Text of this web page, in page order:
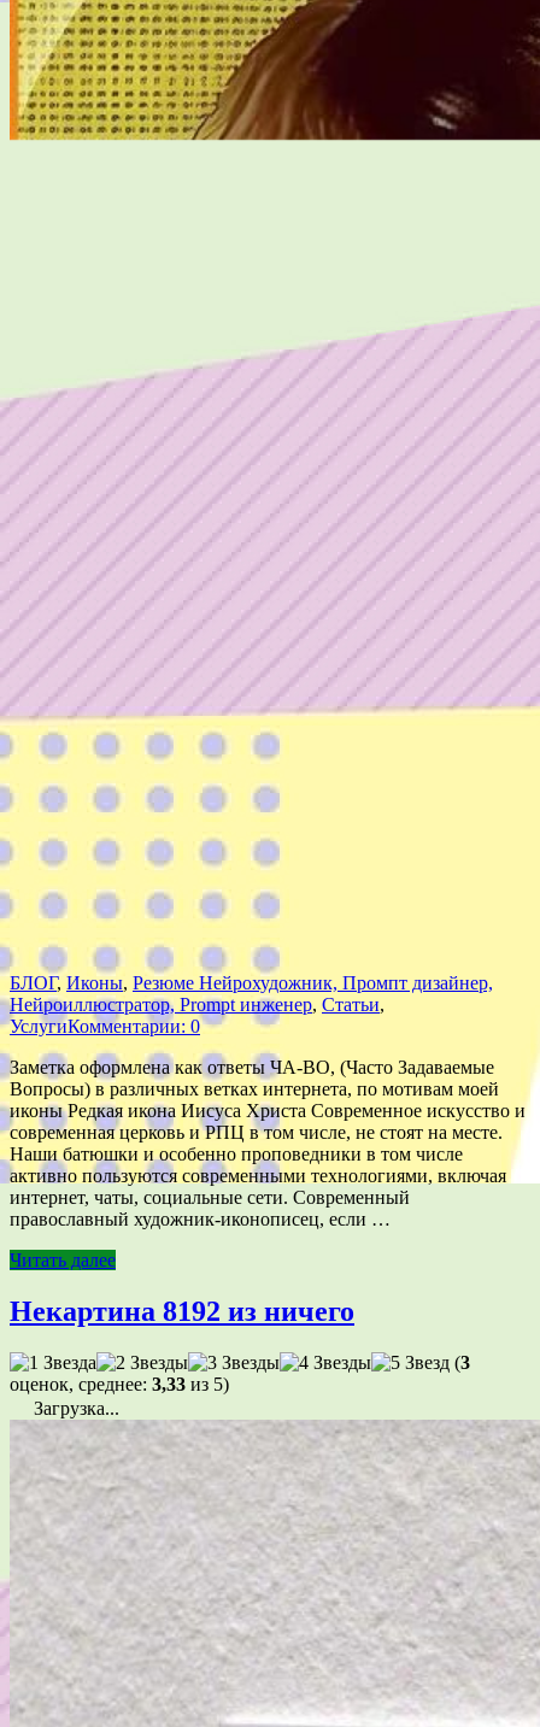
БЛОГ, Иконы, Резюме Нейрохудожник, Промпт дизайнер,
Нейроиллюстратор, Prompt инженер, Статьи,
УслугиКомментарии: 0
Заметка оформлена как ответы ЧА-ВО, (Часто Задаваемые
Вопросы) в различных ветках интернета, по мотивам моей
иконы Редкая икона Иисуса Христа Современное искусство и
современная церковь и РПЦ в том числе, не стоят на месте.
Наши батюшки и особенно проповедники в том числе
активно пользуются современными технологиями, включая
интернет, чаты, социальные сети. Современный
православный художник-иконописец, если …
Читать далее
Некартина 8192 из ничего
(3
оценок, среднее: 3,33 из 5)
Загрузка...